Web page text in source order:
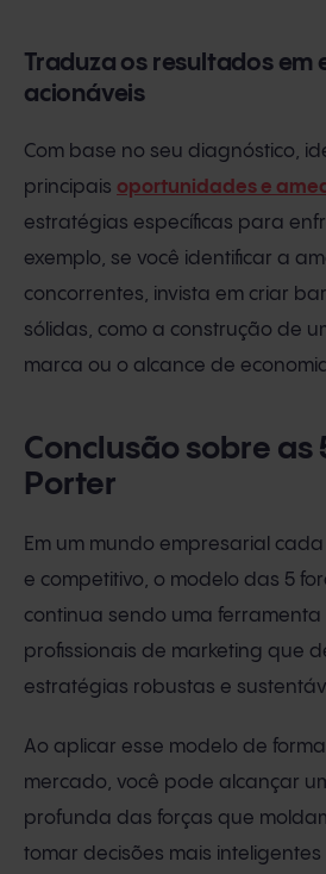
Traduza os resultados em
acionáveis
Com base no seu diagnóstico,
principais oportunidades e
estratégias específicas para
exemplo, se você identificar a
concorrentes, invista em criar
sólidas, como a construção de
marca ou o alcance de
Conclusão sobre as
Porter
Em um mundo empresarial
e competitivo, o modelo das 5
continua sendo uma
profissionais de marketing que
estratégias robustas e
Ao aplicar esse modelo de
mercado, você pode alcançar
profunda das forças que
tomar decisões mais